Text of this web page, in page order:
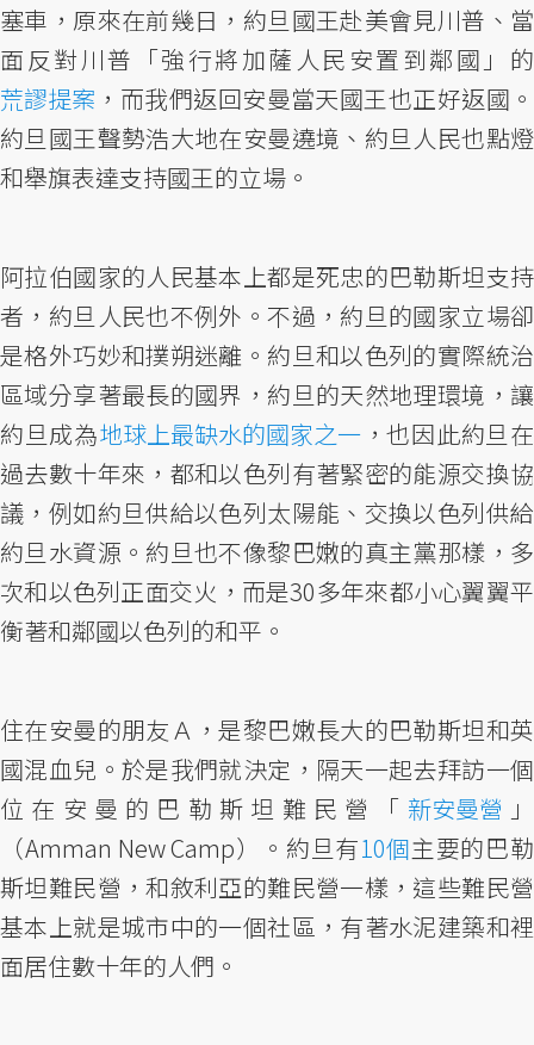
塞車，原來在前幾日，約旦國王赴美會見川普、當
面反對川普「強行將加薩人民安置到鄰國」的
荒謬提案 ，而我們返回安曼當天國王也正好返國。
約旦國王聲勢浩大地在安曼遶境、約旦人民也點燈
和舉旗表達支持國王的立場。
阿拉伯國家的人民基本上都是死忠的巴勒斯坦支持
者，約旦人民也不例外。不過，約旦的國家立場卻
是格外巧妙和撲朔迷離。約旦和以色列的實際統治
區域分享著最長的國界，約旦的天然地理環境，讓
約旦成為地球上最缺水的國家之一，也因此約旦在
過去數十年來，都和以色列有著緊密的能源交換協
議，例如約旦供給以色列太陽能、交換以色列供給
約旦水資源。約旦也不像黎巴嫩的真主黨那樣，多
次和以色列正面交火，而是30多年來都小心翼翼平
衡著和鄰國以色列的和平。
住在安曼的朋友Ａ，是黎巴嫩長大的巴勒斯坦和英
國混血兒。於是我們就決定，隔天一起去拜訪一個
位在安曼的巴勒斯坦難民營「 新安曼營 」
（Amman New Camp）。約旦有10個主要的巴勒
斯坦難民營，和敘利亞的難民營一樣，這些難民營
基本上就是城市中的一個社區，有著水泥建築和裡
面居住數十年的人們。